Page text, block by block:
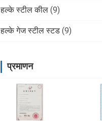
हल्के स्टील कील (9)
हल्के गेज स्टील स्टड (9)
प्रमाणन